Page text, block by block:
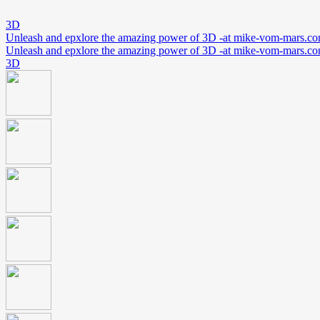
3D
Unleash and epxlore the amazing power of 3D -at mike-vom-
Unleash and epxlore the amazing power of 3D -at mike-vom-
3D